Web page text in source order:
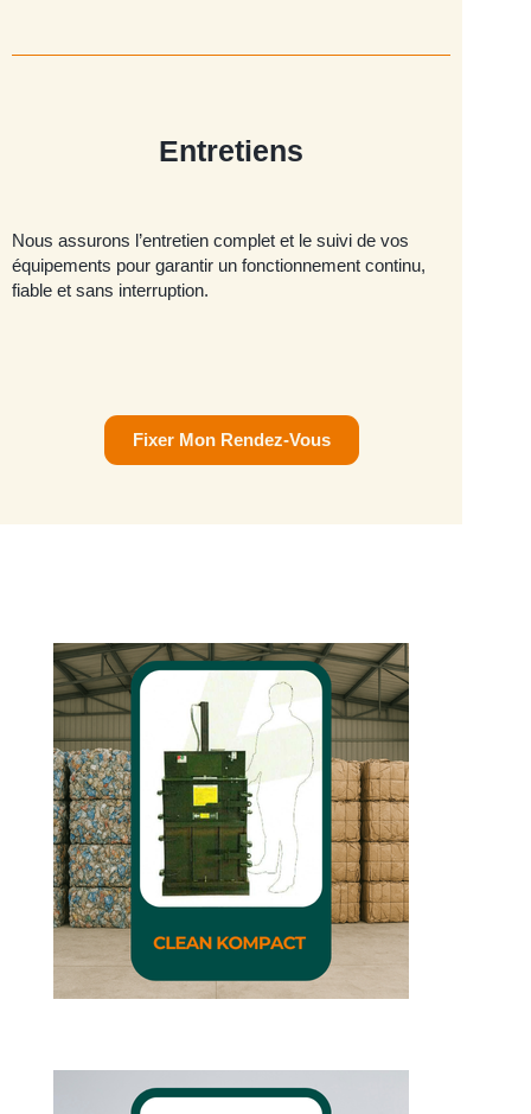
Entretiens
Nous assurons l’entretien complet et le suivi de vos
équipements pour garantir un fonctionnement continu,
fiable et sans interruption.
Fixer Mon Rendez-Vous